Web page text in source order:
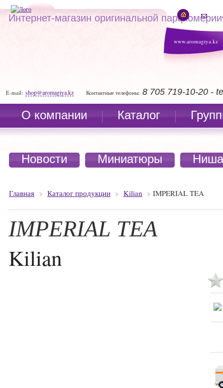
www.aromagiya.kz
Интернет-магазин оригинальной парфюмерии
E-mail: shop@aromagiya.kz Контактные телефоны: 8 705 719-10-20 -
О компании Каталог
Новости Миниатюры
Главная Каталог продукции Kilian IMPERIAL TEA
IMPERIAL TEA
Kilian